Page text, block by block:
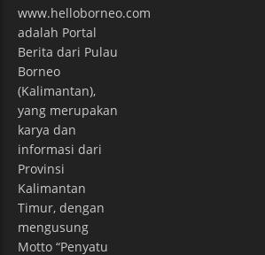
www.helloborneo.com
adalah Portal
Berita dari Pulau
Borneo
(Kalimantan),
yang merupakan
karya dan
informasi dari
Provinsi
Kalimantan
Timur, dengan
mengusung
Motto “Penyatu